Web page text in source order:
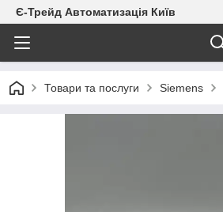
Є-Трейд Автоматизація Київ
Товари та послуги Siemens